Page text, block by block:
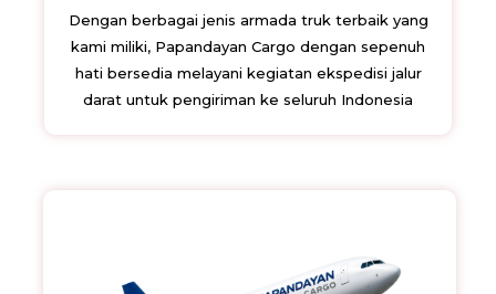
Dengan berbagai jenis armada truk terbaik yang
kami miliki, Papandayan Cargo dengan sepenuh
hati bersedia melayani kegiatan ekspedisi jalur
darat untuk pengiriman ke seluruh Indonesia